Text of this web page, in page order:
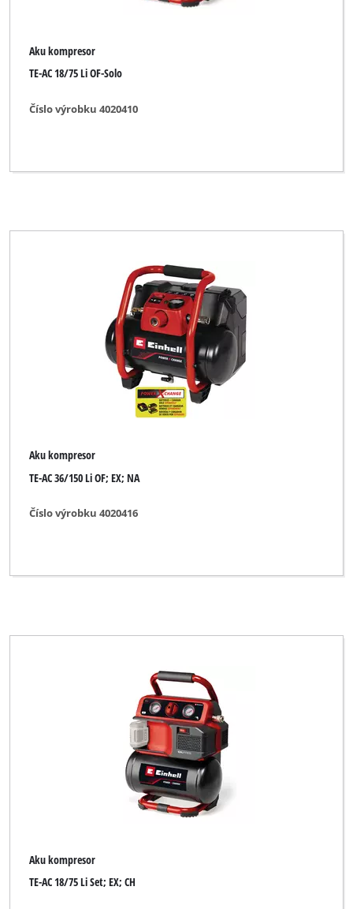
Aku kompresor
TE-AC 18/75 Li OF-Solo
Číslo výrobku 4020410
Aku kompresor
TE-AC 36/150 Li OF; EX; NA
Číslo výrobku 4020416
Aku kompresor
TE-AC 18/75 Li Set; EX; CH